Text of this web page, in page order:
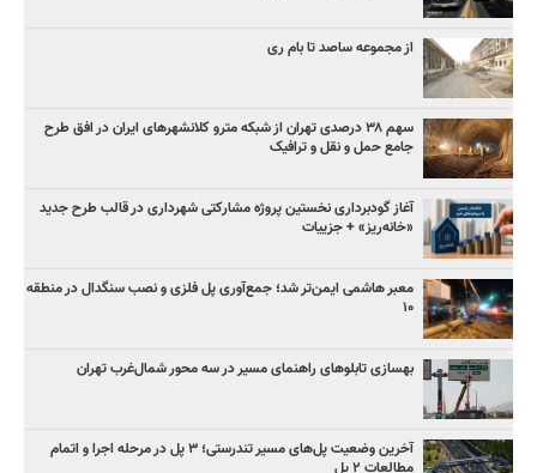
از مجموعه ساصد تا بام ری
سهم ۳۸ درصدی تهران از شبکه مترو کلانشهرهای ایران در افق طرح
جامع حمل و نقل و ترافیک
آغاز گودبرداری نخستین پروژه مشارکتی شهرداری در قالب طرح جدید
«خانه‌ریز» + جزییات
معبر هاشمی ایمن‌تر شد؛ جمع‌آوری پل فلزی و نصب سنگدال در منطقه
۱۰
بهسازی تابلوهای راهنمای مسیر در سه محور شمال‌غرب تهران
آخرین وضعیت پل‌های مسیر تندرستی؛ ۳ پل در مرحله اجرا و اتمام
مطالعات ۲ پل